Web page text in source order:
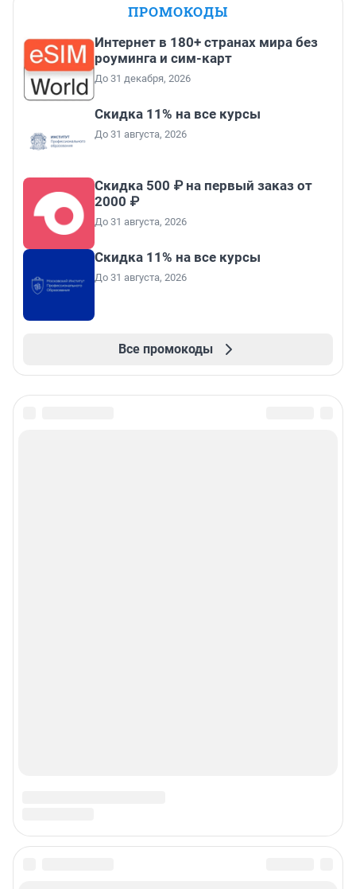
ПРОМОКОДЫ
Интернет в 180+ странах мира без
роуминга и сим-карт
До 31 декабря, 2026
Скидка 11% на все курсы
До 31 августа, 2026
Скидка 500 ₽ на первый заказ от
2000 ₽
До 31 августа, 2026
Скидка 11% на все курсы
До 31 августа, 2026
Все промокоды